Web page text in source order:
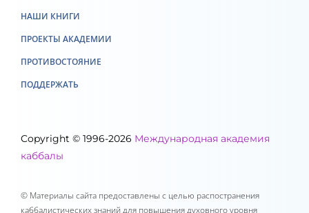
Copyright © 1996-2026 Международная академия
каббалы
© Материалы сайта предоставлены с целью распостранения
каббалистических знаний для повышения духовного уровня
НАШИ КНИГИ
ПРОЕКТЫ АКАДЕМИИ
ПРОТИВОСТОЯНИЕ
ПОДДЕРЖАТЬ